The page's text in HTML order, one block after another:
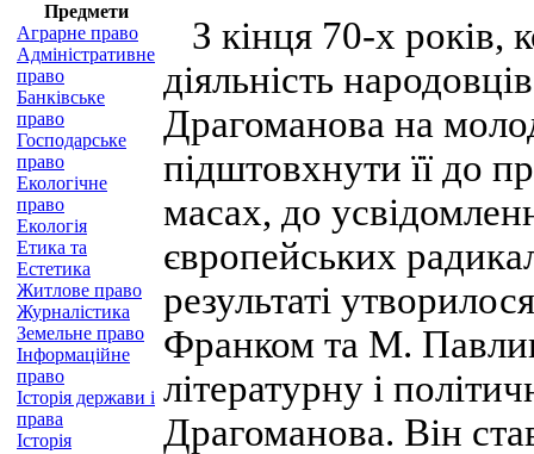
Предмети
Аграрне право
Адміністративне
право
Банківське
право
Господарське
право
Екологічне
право
Екологія
Етика та
Естетика
Житлове право
Журналістика
Земельне право
Інформаційне
право
Історія держави і
права
Історія
З кінця 70-х років,
діяльність
Драгоманова на
підштовхнути її до
масах, до
європейських
результаті
Франком та М.
літературну і
Драгоманова. Він